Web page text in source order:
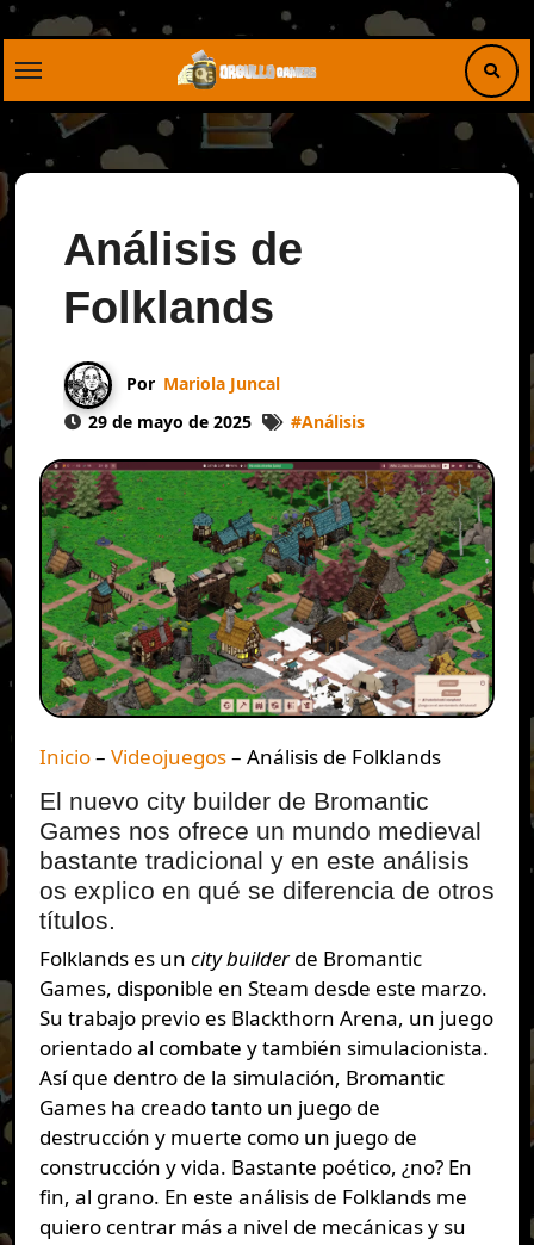
Saltar
Análisis de
Folklands
Por Mariola Juncal
29 de mayo de 2025
#Análisis
Inicio– Videojuegos– Análisis de Folklands
El nuevo city builder de Bromantic
Games nos ofrece un mundo medieval
bastante tradicional y en este análisis
os explico en qué se diferencia de otros
títulos.
Folklands es un city builderde Bromantic
Games, disponible en Steam desde este marzo.
Su trabajo previo es Blackthorn Arena, un juego
orientado al combate y también simulacionista.
Así que dentro de la simulación, Bromantic
Games ha creado tanto un juego de
destrucción y muerte como un juego de
construcción y vida. Bastante poético, ¿no? En
fin, al grano. En este análisis de Folklands me
quiero centrar más a nivel de mecánicas y su